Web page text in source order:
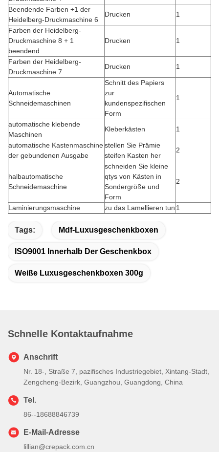
Beendende Farben +1 der
Heidelberg-Druckmaschine 6
Drucken 1
Farben der Heidelberg-
Druckmaschine 8 + 1
beendend
Drucken 1
Farben der Heidelberg-
Druckmaschine 7
Drucken 1
Automatische
Schneidemaschinen
Schnitt des Papiers
zur
kundenspezifischen
Form
1
automatische klebende
Maschinen
Kleberkästen 1
automatische Kastenmaschine
der gebundenen Ausgabe
stellen Sie Prämie
steifen Kasten her
2
halbautomatische
Schneidemaschine
schneiden Sie kleine
qtys von Kästen in
Sondergröße und
Form
2
Laminierungsmaschine zu das Lamellieren tun 1
Tags: Mdf-Luxusgeschenkboxen
ISO9001 Innerhalb Der Geschenkbox
Weiße Luxusgeschenkboxen 300g
Schnelle Kontaktaufnahme
Anschrift
Nr. 18-, Straße 7, pazifisches Industriegebiet, Xintang-Stadt,
Zengcheng-Bezirk, Guangzhou, Guangdong, China
Tel.
86--18688846739
E-Mail-Adresse
lillian@crepack.com.cn